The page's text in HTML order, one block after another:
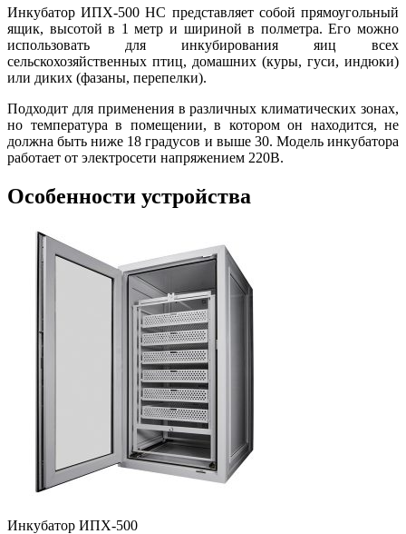
Инкубатор ИПХ-500 НС представляет собой прямоугольный
ящик, высотой в 1 метр и шириной в полметра. Его можно
использовать для инкубирования яиц всех
сельскохозяйственных птиц, домашних (куры, гуси, индюки)
или диких (фазаны, перепелки).
Подходит для применения в различных климатических зонах,
но температура в помещении, в котором он находится, не
должна быть ниже 18 градусов и выше 30. Модель инкубатора
работает от электросети напряжением 220В.
Особенности устройства
Инкубатор ИПХ-500